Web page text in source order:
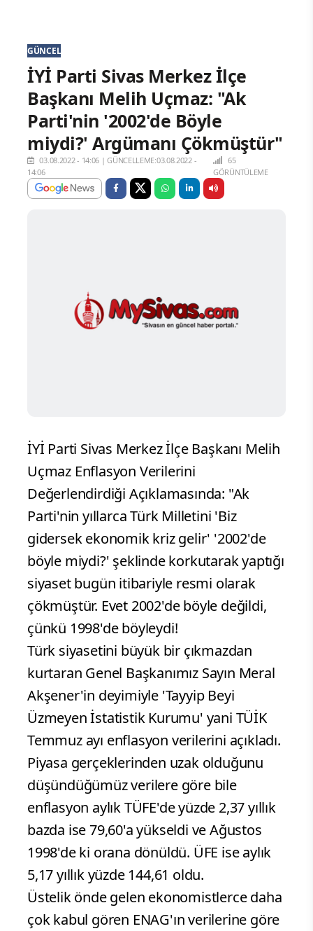
GÜNCEL
İYİ Parti Sivas Merkez İlçe
Başkanı Melih Uçmaz: "Ak
Parti'nin '2002'de Böyle
miydi?' Argümanı Çökmüştür"
03.08.2022 - 14:06 |GÜNCELLEME:03.08.2022 -
14:06
65
GÖRÜNTÜLEME
İYİ Parti Sivas Merkez İlçe Başkanı Melih
Uçmaz Enflasyon Verilerini
Değerlendirdiği Açıklamasında: "Ak
Parti'nin yıllarca Türk Milletini 'Biz
gidersek ekonomik kriz gelir' '2002'de
böyle miydi?' şeklinde korkutarak yaptığı
siyaset bugün itibariyle resmi olarak
çökmüştür. Evet 2002'de böyle değildi,
çünkü 1998'de böyleydi!
Türk siyasetini büyük bir çıkmazdan
kurtaran Genel Başkanımız Sayın Meral
Akşener'in deyimiyle 'Tayyip Beyi
Üzmeyen İstatistik Kurumu' yani TÜİK
Temmuz ayı enflasyon verilerini açıkladı.
Piyasa gerçeklerinden uzak olduğunu
düşündüğümüz verilere göre bile
enflasyon aylık TÜFE'de yüzde 2,37 yıllık
bazda ise 79,60'a yükseldi ve Ağustos
1998'de ki orana dönüldü. ÜFE ise aylık
5,17 yıllık yüzde 144,61 oldu.
Üstelik önde gelen ekonomistlerce daha
çok kabul gören ENAG'ın verilerine göre